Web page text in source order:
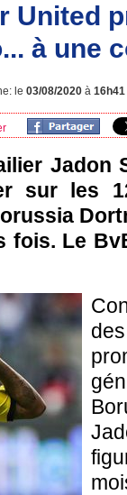
United
à une
le 03/08/2020 à 16h41
Jadon
sur les
fois. Le